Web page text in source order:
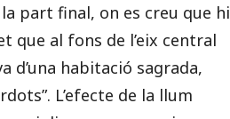
part final, on es creu que hi
que al fons de l’eix central
d’una habitació sagrada,
L’efecte de la llum